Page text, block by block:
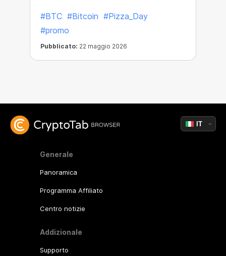
#BTC #Bitcoin #Pizza_Day
#promo
Pubblicato: 22 maggio 2026
Generale
Panoramica
Programma Affiliato
Centro notizie
Addizionale
Supporto
IT